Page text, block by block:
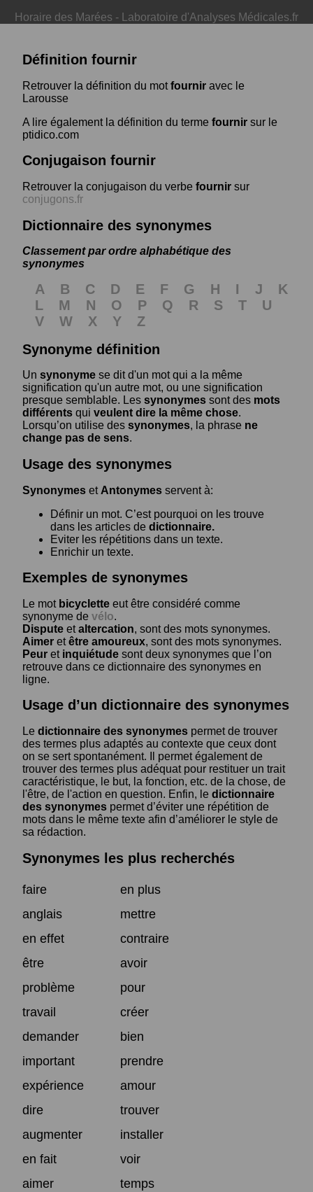
Horaire des Marées - Laboratoire d'Analyses Médicales.fr
Définition fournir
Retrouver la définition du motfournir avec le
Larousse
A lire également la définition du terme fournir sur le
ptidico.com
Conjugaison fournir
Retrouver la conjugaison du verbe fournir sur
conjugons.fr
Dictionnaire des synonymes
Classement par ordre alphabétique des
synonymes
A B C D E F G H I J
K
L
M N O P Q R S T
U
V
W X Y
Z
Synonyme définition
Un synonyme se dit d'un mot qui a la même
signification qu'un autre mot, ou une signification
presque semblable. Les synonymes sont des mots
différents qui veulent dire la même chose.
Lorsqu’on utilise des synonymes, la phrase ne
change pas de sens.
Usage des synonymes
Synonymes et Antonymes servent à:
Définir un mot. C’est pourquoi on les trouve
dans les articles de dictionnaire.
Eviter les répétitions dans un texte.
Enrichir un texte.
Exemples de synonymes
Le mot bicyclette eut être considéré comme
synonyme de vélo.
Dispute etaltercation, sont des mots synonymes.
Aimer etêtre amoureux, sont des mots synonymes.
Peur et inquiétude sont deux synonymes que l’on
retrouve dans ce dictionnaire des synonymes en
ligne.
Usage d’un dictionnaire des synonymes
Le dictionnaire des synonymes permet de trouver
des termes plus adaptés au contexte que ceux dont
on se sert spontanément. Il permet également de
trouver des termes plus adéquat pour restituer un trait
caractéristique, le but, la fonction, etc. de la chose, de
l'être, de l'action en question. Enfin, le dictionnaire
des synonymes permet d’éviter une répétition de
mots dans le même texte afin d’améliorer le style de
sa rédaction.
Synonymes les plus recherchés
faire
en plus
anglais
mettre
en effet
contraire
être
avoir
problème
pour
travail
créer
demander
bien
important
prendre
expérience
amour
dire
trouver
augmenter
installer
en fait
voir
aimer
temps